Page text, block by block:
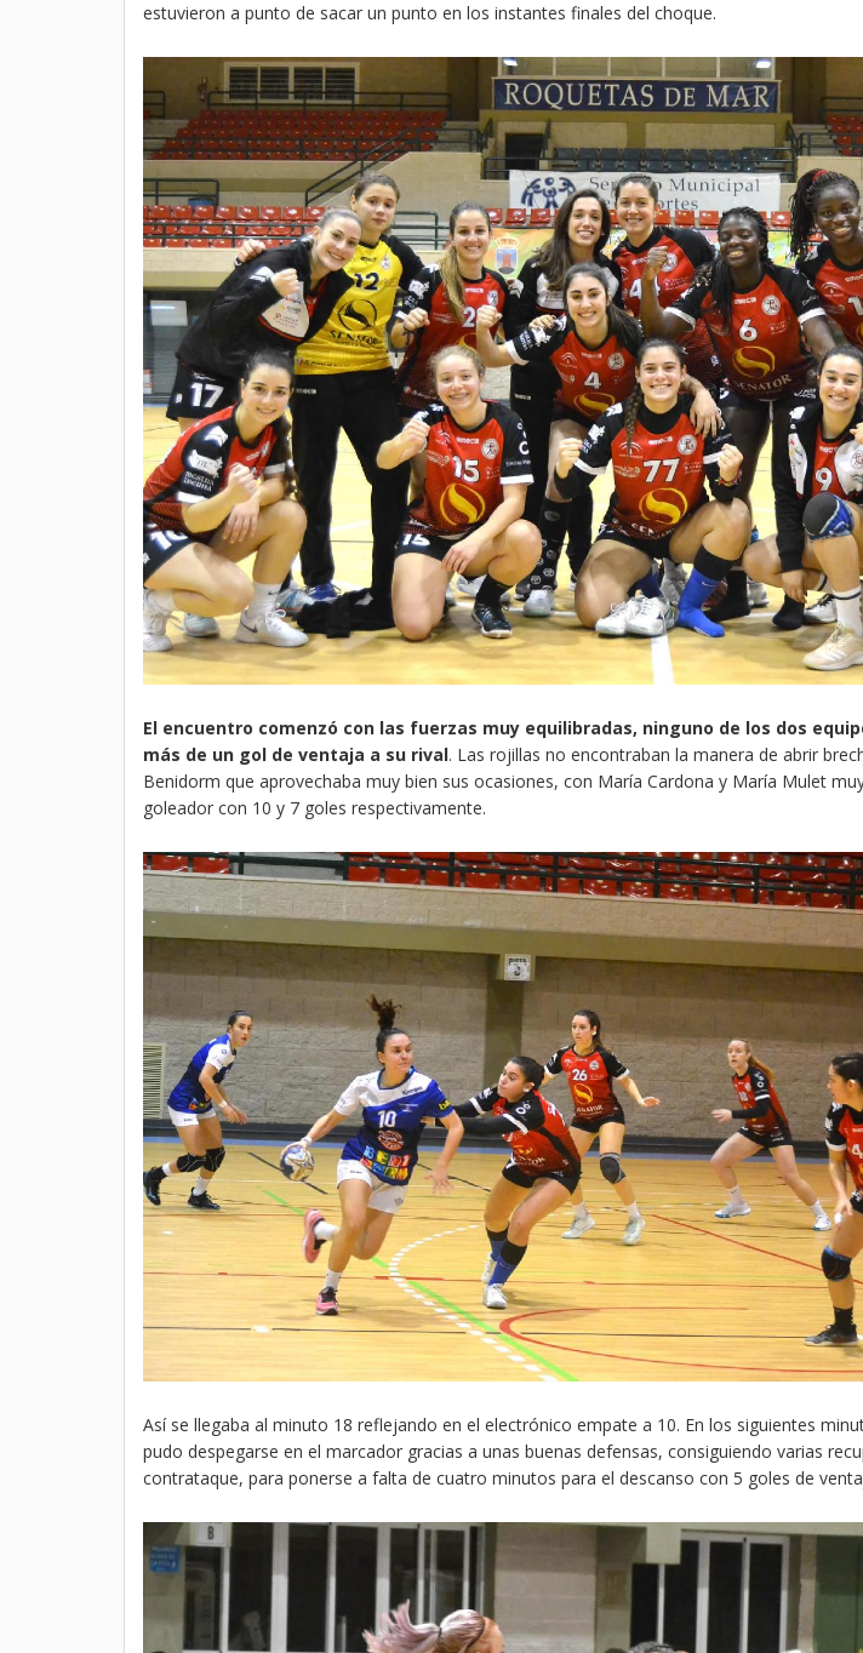
estuvieron a punto de sacar un punto en los instantes finales del choque.
El encuentro comenzó con las fuerzas muy equilibradas, ninguno de los dos
más de un gol de ventaja a su rival. Las rojillas no encontraban la manera de abrir
Benidorm que aprovechaba muy bien sus ocasiones, con María Cardona y María Mulet
goleador con 10 y 7 goles respectivamente.
Así se llegaba al minuto 18 reflejando en el electrónico empate a 10. En los siguientes
pudo despegarse en el marcador gracias a unas buenas defensas, consiguiendo varias
contrataque, para ponerse a falta de cuatro minutos para el descanso con 5 goles de